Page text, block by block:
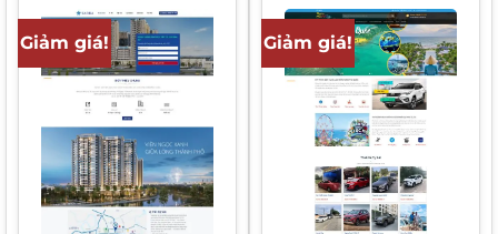
Giảm giá! Giảm giá!